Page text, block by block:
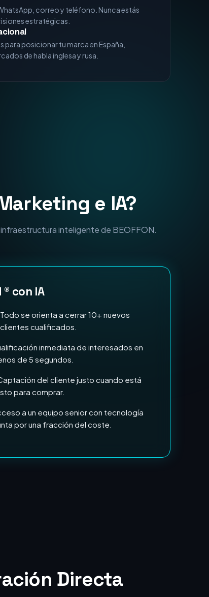
algoritmos de Google, comportamiento
de conversión.
24 Horas
correo y teléfono. Nunca estás
estratégicas.
e IA?
® con IA
Todo se orienta a cerrar 10+ nuevos
clientes cualificados.
inmediata de interesados en
de 5 segundos.
del cliente justo cuando está
para comprar.
por una fracción del coste.